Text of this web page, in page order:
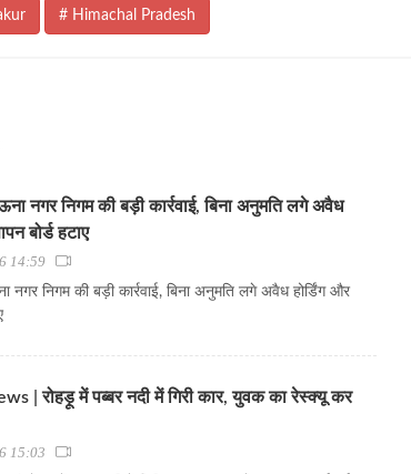
# Himachal Pradesh
नगर निगम की बड़ी कार्रवाई, बिना अनुमति लगे अवैध
बोर्ड हटाए
14:59
निगम की बड़ी कार्रवाई, बिना अनुमति लगे अवैध होर्डिंग और
| रोहड़ू में पब्बर नदी में गिरी कार, युवक का रेस्क्यू कर
15:03